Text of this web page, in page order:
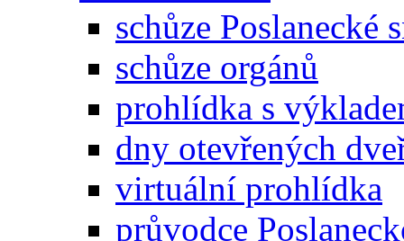
schůze Poslanecké
schůze orgánů
prohlídka s
dny otevřených
virtuální prohlídka
průvodce